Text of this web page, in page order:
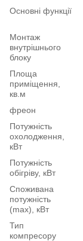
Основні функції
Монтаж
внутрішнього
блоку
Площа
приміщення,
кв.м
фреон
Потужність
охолодження,
кВт
Потужність
обігріву, кВт
Споживана
потужність
(max), кВт
Тип
компресору